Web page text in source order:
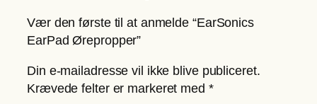
Vær den første til at anmelde “EarSonics
EarPad Ørepropper”
Din e-mailadresse vil ikke blive publiceret.
Krævede felter er markeret med *